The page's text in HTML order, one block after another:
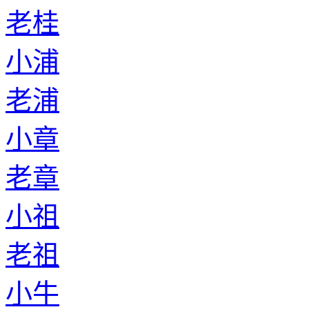
老桂
小浦
老浦
小章
老章
小祖
老祖
小牛